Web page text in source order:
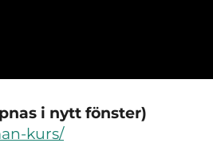
i nytt fönster)
kurs/